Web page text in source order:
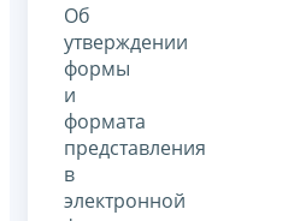
Об
утверждении
формы
и
формата
представления
в
электронной